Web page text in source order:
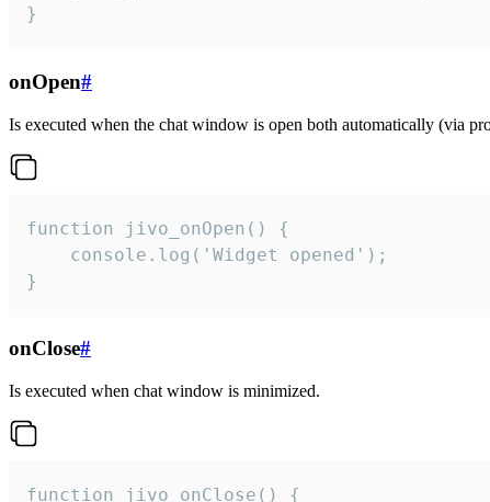
}
onOpen#
Is executed when the chat window is open both automatically (via
function jivo_onOpen() {
    console.log('Widget opened');
}
onClose#
Is executed when chat window is minimized.
function jivo_onClose() {